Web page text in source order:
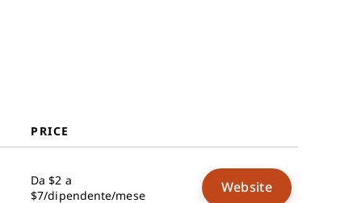
PRICE
Da $2 a
$7/dipendente/mese
Website